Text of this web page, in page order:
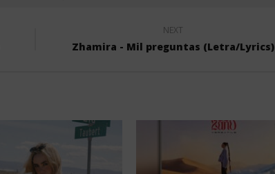
NEXT
Zhamira - Mil preguntas (Letra/Lyrics)